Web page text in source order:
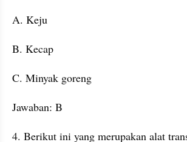
A. Keju
B. Kecap
C. Minyak goreng
Jawaban: B
4. Berikut ini yang merupakan alat